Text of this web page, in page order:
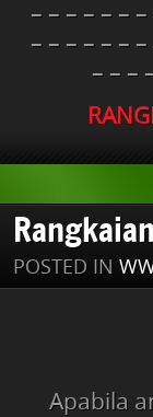
– – – – – –
– – – – – –
– – –
POSTED IN
Apabila